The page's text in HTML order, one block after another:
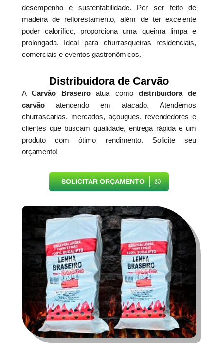
desempenho e sustentabilidade. Por ser feito de
madeira de reflorestamento, além de ter excelente
poder calorífico, proporciona uma queima limpa e
prolongada. Ideal para churrasqueiras residenciais,
comerciais e eventos gastronômicos.
Distribuidora de Carvão
ACarvão Braseiro atua como distribuidora de
carvãoatendendo em atacado. Atendemos
churrascarias, mercados, açougues, revendedores e
clientes que buscam qualidade, entrega rápida e um
produto com ótimo rendimento. Solicite seu
orçamento!
SOLICITAR ORÇAMENTO